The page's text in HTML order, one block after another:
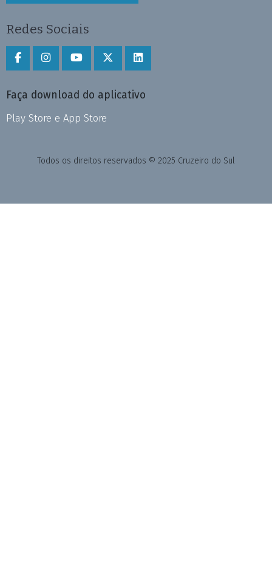
Redes Sociais
Faça download do aplicativo
Play Store e App Store
Todos os direitos reservados © 2025 Cruzeiro do Sul